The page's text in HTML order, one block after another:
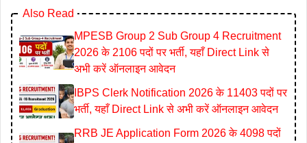
Also Read
MPESB Group 2 Sub Group 4 Recruitment
2026 के 2106 पदों पर भर्ती, यहाँ Direct Link से
अभी करें ऑनलाइन आवेदन
IBPS Clerk Notification 2026 के 11403 पदों पर
भर्ती, यहाँ Direct Link से अभी करें ऑनलाइन आवेदन
RRB JE Application Form 2026 के 4098 पदों